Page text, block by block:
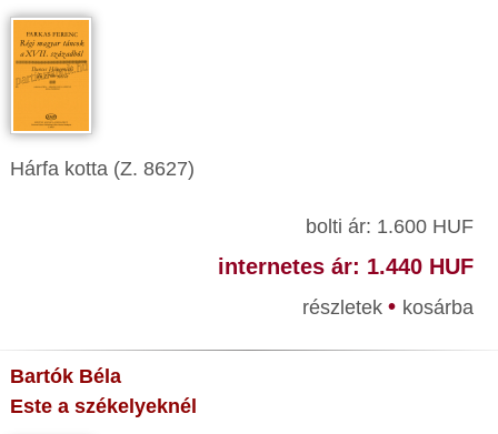
Hárfa kotta (Z. 8627)
bolti ár: 1.600 HUF
internetes ár: 1.440 HUF
részletek • kosárba
Bartók Béla
Este a székelyeknél